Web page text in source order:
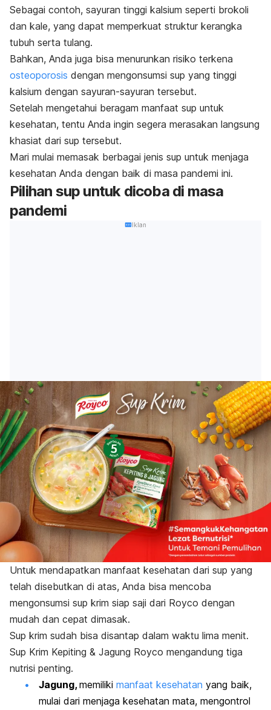
Sebagai contoh, sayuran tinggi kalsium seperti brokoli
dan kale, yang dapat memperkuat struktur kerangka
tubuh serta tulang.
Bahkan, Anda juga bisa menurunkan risiko terkena
osteoporosis dengan mengonsumsi sup yang tinggi
kalsium dengan sayuran-sayuran tersebut.
Setelah mengetahui beragam manfaat sup untuk
kesehatan, tentu Anda ingin segera merasakan langsung
khasiat dari sup tersebut.
Mari mulai memasak berbagai jenis sup untuk menjaga
kesehatan Anda dengan baik di masa pandemi ini.
Pilihan sup untuk dicoba di masa
pandemi
Iklan
Untuk mendapatkan manfaat kesehatan dari sup yang
telah disebutkan di atas, Anda bisa mencoba
mengonsumsi sup krim siap saji dari Royco dengan
mudah dan cepat dimasak.
Sup krim sudah bisa disantap dalam waktu lima menit.
Sup Krim Kepiting & Jagung Royco mengandung tiga
nutrisi penting.
Jagung, memiliki manfaat kesehatan yang baik,
mulai dari menjaga kesehatan mata, mengontrol